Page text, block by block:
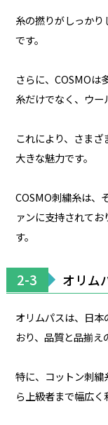
糸の撚りがしっか
です。
さらに、COSMOは
糸だけでなく、ウー
これにより、さま
大きな魅力です。
COSMO刺繍糸は、
ァンに支持されて
す。
2-3 オリム
オリムパスは、日
おり、品質と品揃え
特に、コットン刺繍
ら上級者まで幅広く